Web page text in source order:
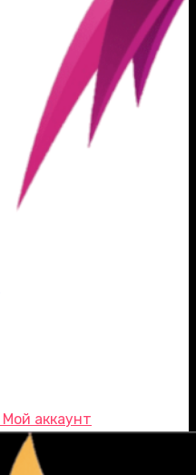
Мой аккаунт